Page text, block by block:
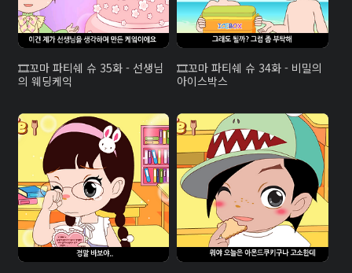
꼬마 파티쉐 슈 35화 - 선생님
의 웨딩케익
꼬마 파티쉐 슈 34화 - 비밀의
아이스박스